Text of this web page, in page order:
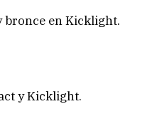
bronce en Kicklight.
y Kicklight.